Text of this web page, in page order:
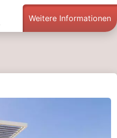
Weitere Informationen